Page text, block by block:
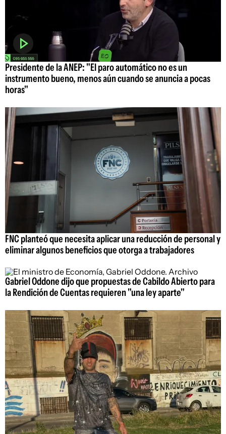
Presidente de la ANEP: "El paro automático no es un
instrumento bueno, menos aún cuando se anuncia a pocas
horas"
FNC planteó que necesita aplicar una reducción de personal y
eliminar algunos beneficios que otorga a trabajadores
Gabriel Oddone dijo que propuestas de Cabildo Abierto para
la Rendición de Cuentas requieren "una ley aparte"